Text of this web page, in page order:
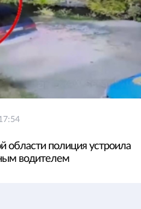
полиция устроила
водителем